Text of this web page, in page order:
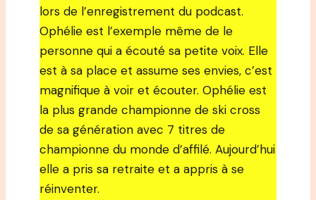
lors de l’enregistrement du podcast.
Ophélie est l’exemple même de le
personne qui a écouté sa petite voix. Elle
est à sa place et assume ses envies, c’est
magnifique à voir et écouter. Ophélie est
la plus grande championne de ski cross
de sa génération avec 7 titres de
championne du monde d’affilé. Aujourd’hui
elle a pris sa retraite et a appris à se
réinventer.